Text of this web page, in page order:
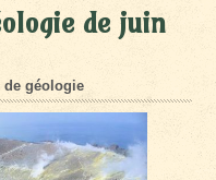
de juin
de géologie